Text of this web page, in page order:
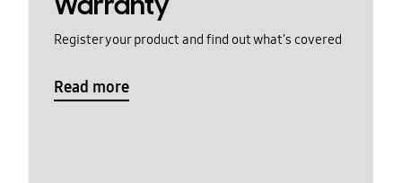
Register your product and find out what's covered
Read more